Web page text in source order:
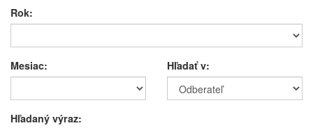
Rok:
Mesiac: Hľadať v:
Hľadaný výraz: